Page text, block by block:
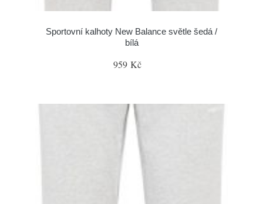
Sportovní kalhoty New Balance světle šedá /
bílá
959 Kč